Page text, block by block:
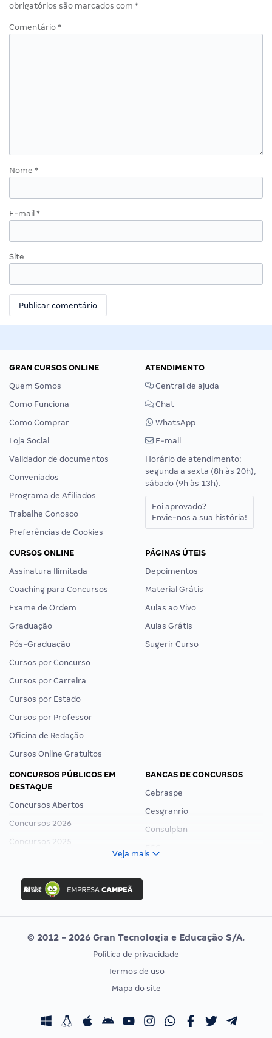
obrigatórios são marcados com *
Comentário *
Nome *
E-mail *
Site
GRAN CURSOS ONLINE
Quem Somos
Como Funciona
Como Comprar
Loja Social
Validador de documentos
Conveniados
Programa de Afiliados
Trabalhe Conosco
Preferências de Cookies
ATENDIMENTO
Central de ajuda
Chat
WhatsApp
E-mail
Horário de atendimento:
segunda a sexta (8h às 20h),
sábado (9h às 13h).
Foi aprovado?
Envie-nos a sua história!
CURSOS ONLINE
Assinatura Ilimitada
Coaching para Concursos
Exame de Ordem
Graduação
Pós-Graduação
Cursos por Concurso
Cursos por Carreira
Cursos por Estado
Cursos por Professor
Oficina de Redação
Cursos Online Gratuitos
PÁGINAS ÚTEIS
Depoimentos
Material Grátis
Aulas ao Vivo
Aulas Grátis
Sugerir Curso
CONCURSOS PÚBLICOS EM
DESTAQUE
Concursos Abertos
Concursos 2026
Concursos 2025
Concurso Ibama
Concurso MPU
Editais publicados
BANCAS DE CONCURSOS
Cebraspe
Cesgranrio
Consulplan
Vunesp
CONCURSOS POR PROFISSÃO
Concursos Fiscais
EXAME DE ORDEM
Calendário OAB
Veja mais
© 2012 - 2026 Gran Tecnologia e Educação S/A.
Política de privacidade
Termos de uso
Mapa do site